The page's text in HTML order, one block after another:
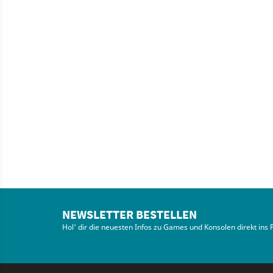
NEWSLETTER BESTELLEN
Hol' dir die neuesten Infos zu Games und Konsolen direkt ins